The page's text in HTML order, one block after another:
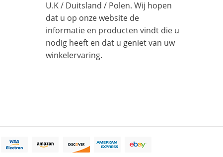
U.K/ Duitsland / Polen. Wij hopen
dat u op onze website de
informatie en producten vindt die u
nodig heeft en dat u geniet van uw
winkelervaring.